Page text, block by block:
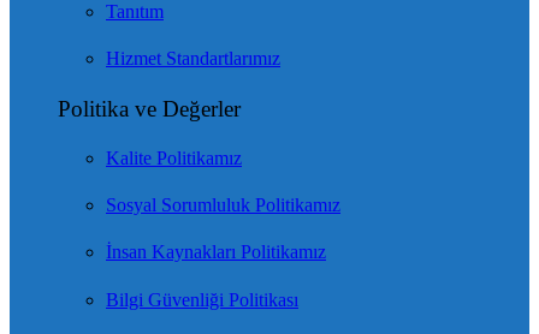
Tanıtım
Hizmet Standartlarımız
Politika ve Değerler
Kalite Politikamız
Sosyal Sorumluluk Politikamız
İnsan Kaynakları Politikamız
Bilgi Güvenliği Politikası